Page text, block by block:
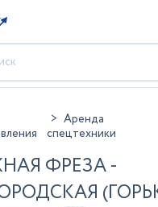
Аренда
спецтехники
ФРЕЗА -